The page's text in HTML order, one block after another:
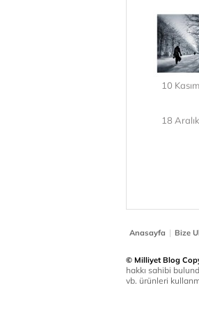
10
18
Anasayfa | Bize
© Milliyet Blog
hakkı sahibi
vb. ürünleri